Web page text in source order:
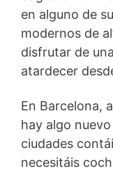
en alguno de
modernos de
disfrutar de
atardecer
En Barcelona,
hay algo
ciudades
necesitáis